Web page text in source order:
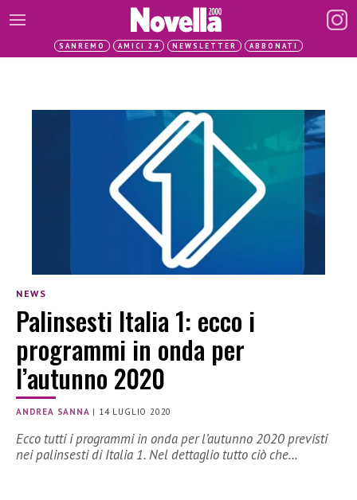
SANREMO AMICI 24 NEWSLETTER ABBONATI
NEWS
Palinsesti Italia 1: ecco i
programmi in onda per
l’autunno 2020
ANDREA SANNA | 14 LUGLIO 2020
Ecco tutti i programmi in onda per l’autunno 2020 previsti
nei palinsesti di Italia 1. Nel dettaglio tutto ciò che…